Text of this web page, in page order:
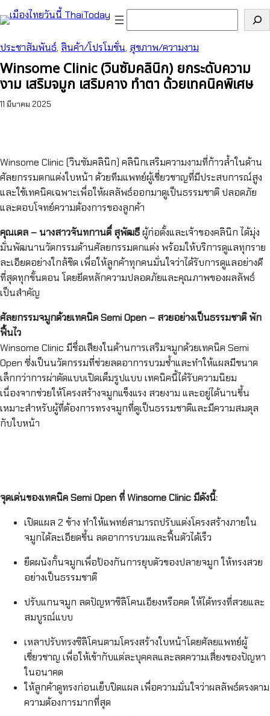
ข้าม
ไป
เนื้อหา
ประชาสัมพันธ์, สินค้า/โปรโมชั่น, สุขภาพ/ความงาม
Winsome Clinic (วินซัมคลินิก) ยกระดับความ
งาม เสริมจมูก เสริมคาง ทำตา ด้วยเทคนิคพิเศษ
11 มีนาคม 2025
Winsome Clinic (วินซัมคลินิก) คลินิกเสริมความงามที่ก้าวล้ำในด้าน
ศัลยกรรมตกแต่งใบหน้า ด้วยทีมแพทย์ผู้เชี่ยวชาญที่มีประสบการณ์สูง
และใช้เทคนิคเฉพาะเพื่อให้ผลลัพธ์ออกมาดูเป็นธรรมชาติ ปลอดภัย
และตอบโจทย์ความต้องการของลูกค้า
คุณเดล – นางสาวจันทกานติ์ สุพัฒธีผู้ก่อตั้งและเจ้าของคลินิก ได้มุ่ง
มั่นพัฒนานวัตกรรมด้านศัลยกรรมตกแต่ง พร้อมให้บริการดูแลทุกราย
ละเอียดอย่างใกล้ชิด เพื่อให้ลูกค้าทุกคนมั่นใจว่าได้รับการดูแลอย่างดี
ที่สุดทุกขั้นตอน โดยยึดหลักความปลอดภัยและคุณภาพของผลลัพธ์
เป็นสำคัญ
ศัลยกรรมจมูกด้วยเทคนิค Semi Open – สวยอย่างเป็นธรรมชาติ พัก
ฟื้นไว
Winsome Clinic มีชื่อเสียงในด้านการเสริมจมูกด้วยเทคนิค Semi
Open ซึ่งเป็นนวัตกรรมที่ช่วยลดอาการบวมช้ำและทำให้แผลมีขนาด
เล็กกว่าการผ่าตัดแบบเปิดเต็มรูปแบบ เทคนิคนี้ได้รับความนิยม
เนื่องจากช่วยให้โครงสร้างจมูกแข็งแรง สวยงาม และอยู่ได้นานขึ้น
เหมาะสำหรับผู้ที่ต้องการทรงจมูกที่ดูเป็นธรรมชาติและมีความสมดุล
กับใบหน้า
จุดเด่นของเทคนิค Semi Open ที่ Winsome Clinic มีดังนี้:
เปิดแผล 2 ข้าง ทำให้แพทย์สามารถปรับแต่งโครงสร้างภายใน
จมูกได้ละเอียดขึ้น ลดอาการบวมและฟื้นตัวได้เร็ว
ยืดผนังกั้นจมูกเพื่อป้องกันการยุบตัวของปลายจมูก ให้ทรงสวย
อย่างเป็นธรรมชาติ
ปรับแกนจมูก ลดปัญหาซิลิโคนเอียงหรือคด ให้ได้ทรงที่สวยและ
สมบูรณ์แบบ
เหลาปรับทรงซิลิโคนตามโครงสร้างใบหน้าโดยศัลยแพทย์ผู้
เชี่ยวชาญ เพื่อให้เข้ากับแต่ละบุคคลและลดความเสี่ยงของปัญหา
ในอนาคต
ให้ลูกค้าดูทรงก่อนเย็บปิดแผล เพื่อความมั่นใจว่าผลลัพธ์ตรงตาม
ความต้องการมากที่สุด